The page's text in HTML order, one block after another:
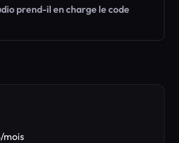
prend-il en charge le code
mois